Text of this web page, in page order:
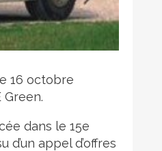
16 octobre
dans le 15e
appel d’offres